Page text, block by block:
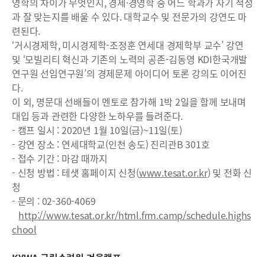
과 잘 맞는지를 배울 수 있다. 대학교수 및 전문가의 강연도 마
련된다.
‘거시경제학, 미시경제학-조정훈 연세대 경제학부 교수’ 강연
및 ‘모빌리티 혁신과 기존의 노력의 공존-김동영 KDI한국개발
연구원 선임연구원’의 경제문제 아이디어 토론 강의도 이어진
다.
이 외, 명문대 선배들이 멘토로 참가해 1박 2일을 함께 보내며
대입 등과 관련한 다양한 노하우를 들려준다.
- 캠프 일시 : 2020년 1월 10일(금)~11일(토)
- 강연 장소 : 연세대학교(인천 송도) 진리관B 301호
- 접수 기간 : 마감 때까지
- 신청 방법 : 테샛 홈페이지 신청(www.tesat.or.kr) 및 전화 신
청
- 문의 : 02-360-4069
http://www.tesat.or.kr/html.frm.camp/schedule.highs
chool